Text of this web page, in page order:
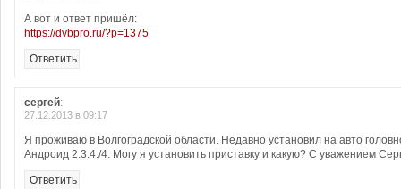
А вот и ответ пришёл:
https://dvbpro.ru/?p=1375
Ответить
сергей:
27.12.2013 в 09:17
Я проживаю в Волгоградской области. Недавно установил на авто
Андроид 2.3.4./4. Могу я установить приставку и какую? С уважением
Ответить